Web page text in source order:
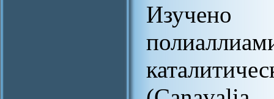
Изучено